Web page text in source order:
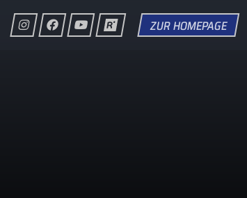
ZUR HOMEPAGE